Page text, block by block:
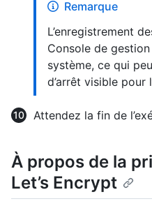
Remarque
L’enregistrement
Console de
système, ce qui
d’arrêt visible pour
Attendez la fin de
À propos de la
Let’s Encrypt